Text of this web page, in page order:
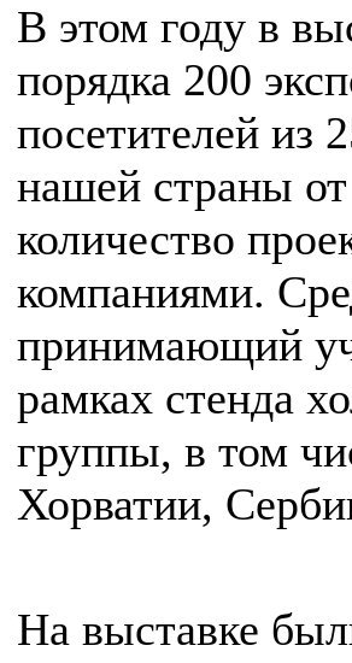
В этом году в
порядка 200
посетителей из
нашей страны
количество
компаниями.
принимающий
рамках стенда
группы, в том
Хорватии,
На выставке